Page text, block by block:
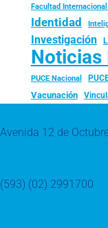
Facultad
Identidad
Investigación
Noticias
PUCE Nacional
Vacunación
Avenida 12 de
(593) (02) 2991700